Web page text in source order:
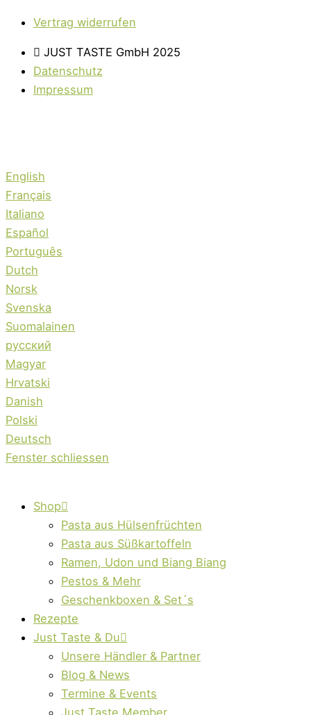
Vertrag widerrufen
JUST TASTE GmbH 2025
Datenschutz
Impressum
English
Français
Italiano
Español
Português
Dutch
Norsk
Svenska
Suomalainen
русский
Magyar
Hrvatski
Danish
Polski
Deutsch
Fenster schliessen
Shop
Pasta aus Hülsenfrüchten
Pasta aus Süßkartoffeln
Ramen, Udon und Biang Biang
Pestos & Mehr
Geschenkboxen & Set´s
Rezepte
Just Taste & Du
Unsere Händler & Partner
Blog & News
Termine & Events
Just Taste Member